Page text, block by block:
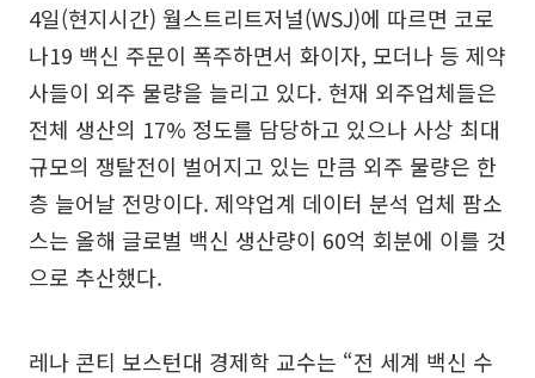
4일(현지시간) 월스트리트저널(WSJ)에 따르면 코로
나19 백신 주문이 폭주하면서 화이자, 모더나 등 제약
사들이 외주 물량을 늘리고 있다. 현재 외주업체들은
전체 생산의 17% 정도를 담당하고 있으나 사상 최대
규모의 쟁탈전이 벌어지고 있는 만큼 외주 물량은 한
층 늘어날 전망이다. 제약업계 데이터 분석 업체 팜소
스는 올해 글로벌 백신 생산량이 60억 회분에 이를 것
으로 추산했다.
레나 콘티 보스턴대 경제학 교수는 “전 세계 백신 수